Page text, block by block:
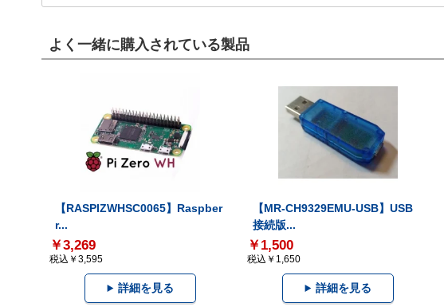
よく一緒に購入されている製品
【RASPIZWHSC0065】Raspber
r...
￥3,269
税込￥3,595
詳細を見る
【MR-CH9329EMU-USB】USB
接続版...
￥1,500
税込￥1,650
詳細を見る